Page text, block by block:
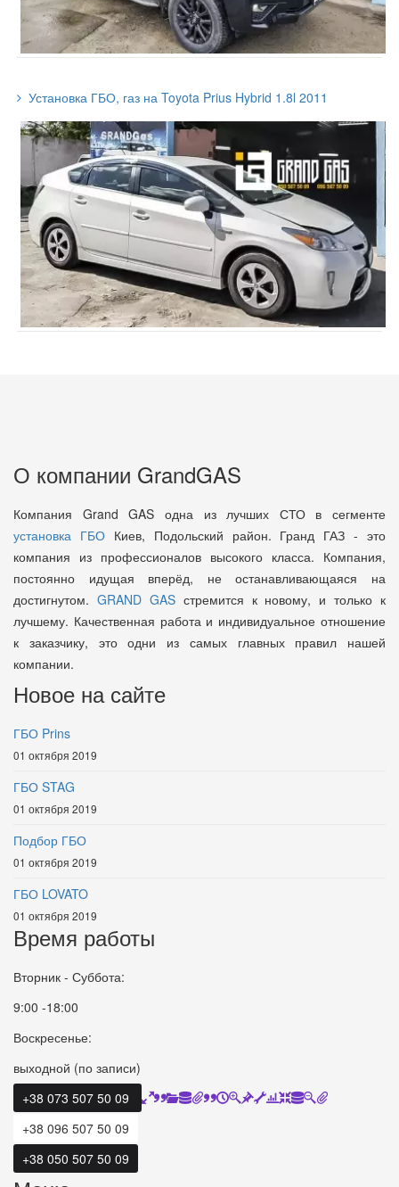
Установка ГБО, газ на Toyota Prius Hybrid 1.8l 2011
О компании GrandGAS
Компания Grand GAS одна из лучших СТО в сегменте
установка ГБОКиев, Подольский район. Гранд ГАЗ - это
компания из профессионалов высокого класса. Компания,
постоянно идущая вперёд, не останавливающаяся на
достигнутом. GRAND GASстремится к новому, и только к
лучшему. Качественная работа и индивидуальное отношение
к заказчику, это одни из самых главных правил нашей
компании.
Новое на сайте
ГБО Prins
01 октября 2019
ГБО STAG
01 октября 2019
Подбор ГБО
01 октября 2019
ГБО LOVATO
01 октября 2019
Время работы
Вторник - Суббота:
9:00 -18:00
Воскресенье:
выходной (по записи)
+38 073 507 50 09
+38 096 507 50 09
+38 050 507 50 09